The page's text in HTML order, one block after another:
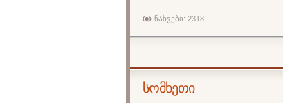
ნახვები: 2318
სომხეთი